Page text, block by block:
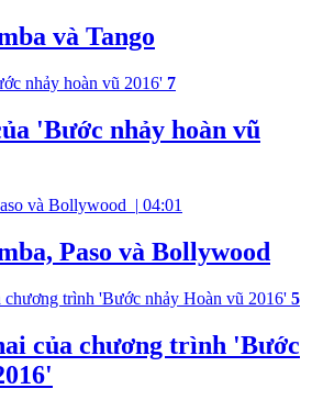
và Tango
7
'Bước nhảy hoàn vũ
| 04:01
Paso và Bollywood
5
của chương trình 'Bước